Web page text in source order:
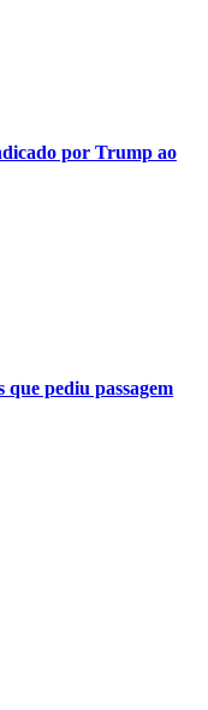
por Trump ao
pediu passagem